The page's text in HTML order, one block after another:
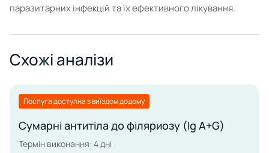
паразитарних інфекцій та їх ефективного лікування.
Схожі аналізи
Послуга доступна з виїздом додому
Сумарні антитіла до філяриозу (Ig А+G)
Термін виконання: 4 дні